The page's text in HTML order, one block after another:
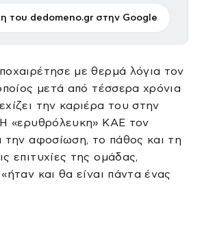
του dedomeno.gr στην Google
με θερμά λόγια τον
μετά από τέσσερα χρόνια
την καριέρα του στην
«ερυθρόλευκη» ΚΑΕ τον
την αφοσίωση, το πάθος και τη
επιτυχίες της ομάδας,
και θα είναι πάντα ένας